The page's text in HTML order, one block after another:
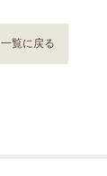
一覧に戻る